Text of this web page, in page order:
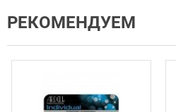
РЕКОМЕНДУЕМ